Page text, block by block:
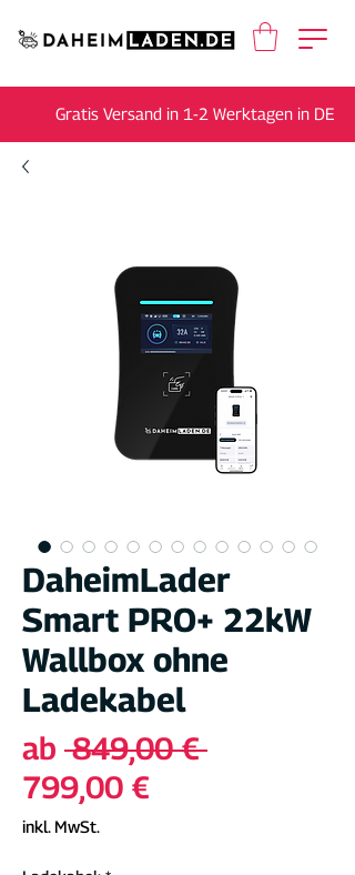
Gratis Versand in 1-2 Werktagen in DE
DaheimLader
Smart PRO+ 22kW
Wallbox ohne
Ladekabel
ab 849,00 €
799,00 €
inkl. MwSt.